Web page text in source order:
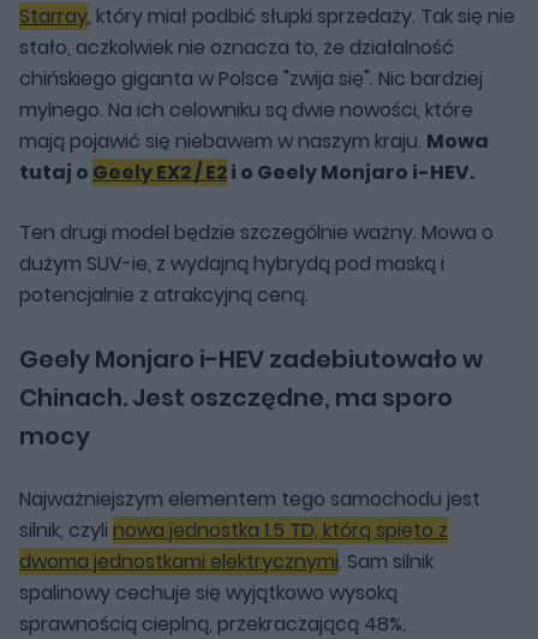
Starray, który miał podbić słupki sprzedaży. Tak się nie
stało, aczkolwiek nie oznacza to, że działalność
chińskiego giganta w Polsce "zwija się". Nic bardziej
mylnego. Na ich celowniku są dwie nowości, które
mają pojawić się niebawem w naszym kraju. Mowa
tutaj o Geely EX2 / E2i o Geely Monjaro i-HEV.
Ten drugi model będzie szczególnie ważny. Mowa o
dużym SUV-ie, z wydajną hybrydą pod maską i
potencjalnie z atrakcyjną ceną.
Geely Monjaro i-HEV zadebiutowało w
Chinach. Jest oszczędne, ma sporo
mocy
Najważniejszym elementem tego samochodu jest
silnik, czyli nowa jednostka 1.5 TD, którą spięto z
dwoma jednostkami elektrycznymi. Sam silnik
spalinowy cechuje się wyjątkowo wysoką
sprawnością cieplną, przekraczającą 48%.